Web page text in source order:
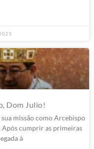
Dom Julio!
missão como Arcebispo
cumprir as primeiras
à